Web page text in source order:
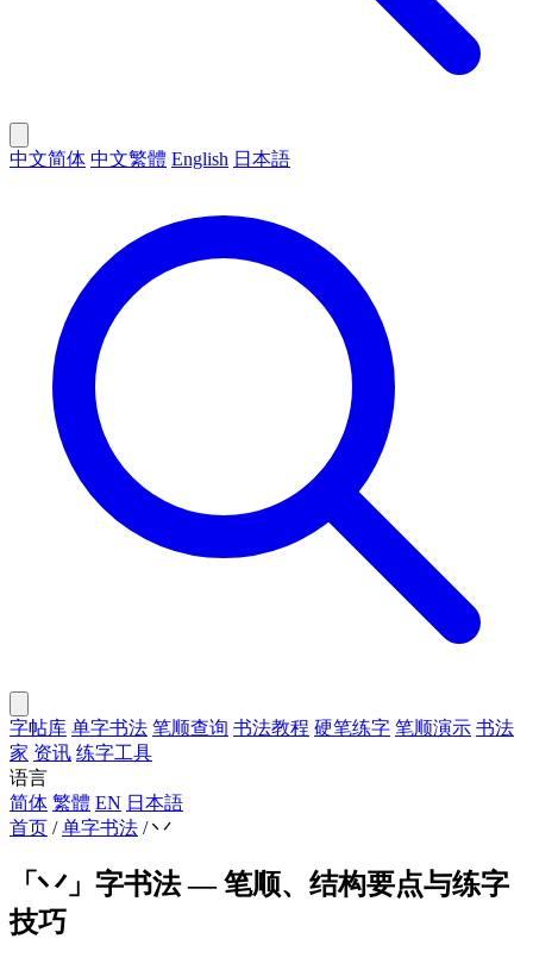
中文简体 中文繁體 English 日本語
字帖库 单字书法 笔顺查询 书法教程 硬笔练字 笔顺演示 书法
家 资讯 练字工具
语言
简体 繁體 EN 日本語
首页 / 单字书法 / 丷
「丷」字书法 — 笔顺、结构要点与练字
技巧